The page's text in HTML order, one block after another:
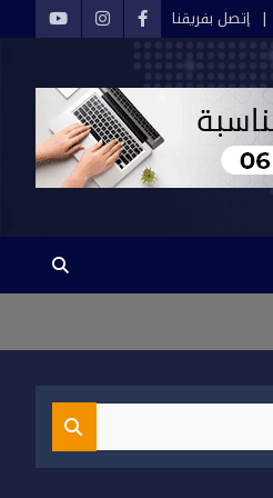
إتصل بفريقنا